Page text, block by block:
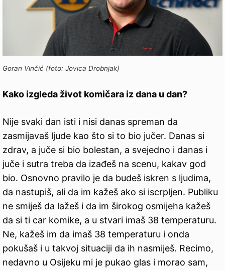
Goran Vinčić (foto: Jovica Drobnjak)
Kako izgleda život komičara iz dana u dan?
Nije svaki dan isti i nisi danas spreman da
zasmijavaš ljude kao što si to bio jučer. Danas si
zdrav, a juče si bio bolestan, a svejedno i danas i
juče i sutra treba da izađeš na scenu, kakav god
bio. Osnovno pravilo je da budeš iskren s ljudima,
da nastupiš, ali da im kažeš ako si iscrpljen. Publiku
ne smiješ da lažeš i da im širokog osmijeha kažeš
da si ti car komike, a u stvari imaš 38 temperaturu.
Ne, kažeš im da imaš 38 temperaturu i onda
pokušaš i u takvoj situaciji da ih nasmiješ. Recimo,
nedavno u Osijeku mi je pukao glas i morao sam,